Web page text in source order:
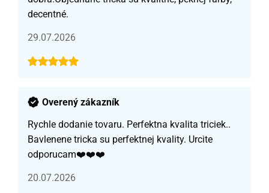
decentné.
29.07.2026
Overený zákazník
Rychle dodanie tovaru. Perfektna kvalita triciek..
Bavlenene tricka su perfektnej kvality. Urcite
odporucam❤️❤️❤️
20.07.2026